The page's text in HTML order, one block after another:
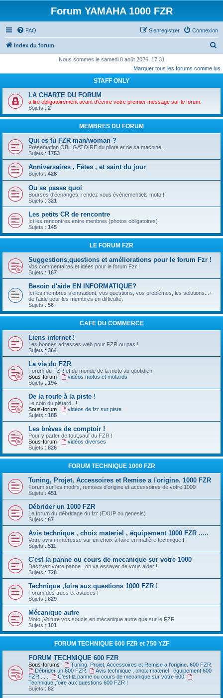
Forum YAMAHA 1000 FZR
FAQ Connexion
S’enregistrer
Index du forum
c
c
Nous sommes le samedi 8 août 2026, 17:31
Marquer tous les forums comme lus
STAFF ONLY
LA CHARTE DU FORUM
a lire obligatoirement avant d'écrire votre premier message sur le forum.
Sujets : 2
MEMBRES DU FORUM
Qui es tu FZR man/woman ?
Présentation OBLIGATOIRE du pilote et de sa machine .
Sujets : 1753
Anniversaires , Fêtes , et saint du jour
Sujets : 428
Ou se passe quoi
Bourses d'échanges, rendez vous évènementiels moto !
Sujets : 321
Les petits CR de rencontre
Ici les rencontres entre menbres (photos obligatoires)
Sujets : 145
LE FORUM FZR
Suggestions,questions et améliorations pour le forum Fzr !
Vos commentaires et idées pour le forum Fzr !
Sujets : 167
Besoin d'aide EN INFORMATIQUE?
Ici les membres s'entraident, vos questions, vos problèmes, les solutions...+
de l'aide pour les membres en difficulté.
Sujets : 56
CAFE DU COMMERCE
Liens internet !
Les bonnes adresses web pour FZR ou pas !
Sujets : 364
La vie du FZR
Forum du FZR et du monde de la moto au quotidien
Sous-forum :
vidéos motos et motards
Sujets : 194
De la route à la piste !
Le coin du pistard...!
Sous-forum :
vidéos de fzr sur piste
Sujets : 185
Les brèves de comptoir !
Pour y parler de tout,sauf du FZR !
Sous-forum :
vidéos diverses
Sujets : 826
FORUM TECHNIQUE 1000 FZR
Tuning, Projet, Accessoires et Remise a l'origine. 1000 FZR
Forum sur les modifs, remises d'origine et accessoires de votre 1000
Sujets : 451
Débrider un 1000 FZR
Le forum du débridage du fzr (EXUP ou genesis)
Sujets : 67
Avis technique , choix materiel , équipement 1000 FZR .....
Votre avis m’intéresse sur un choix à faire en matière technique !
Sujets : 511
C'est la panne ou cours de mecanique sur votre 1000
Décrivez votre panne , on va essayer de vous aider !
Sujets : 728
Technique ,foire aux questions 1000 FZR !
Forum des trucs et astuces !
Sujets : 829
Mécanique autre
Moto ,Voiture vos soucis en mécanique autre que sur le FZR
Sujets : 101
FORUM TECHNIQUE 600 FZR et 750 YZF
FORUM TECHNIQUE 600 FZR
Sous-forums : Tuning, Projet, Accessoires et Remise a l'origine. 600 FZR
Débrider un 600 FZR
Avis technique , choix materiel , équipement 600
FZR .....
C'est la panne ou cours de mecanique sur votre 600,
Technique ,foire aux questions 600 FZR !
Sujets : 82